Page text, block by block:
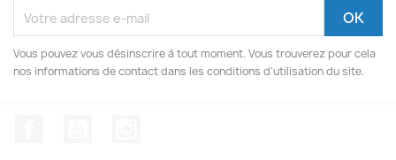
Vous pouvez vous désinscrire à tout moment. Vous trouverez pour cela
nos informations de contact dans les conditions d'utilisation du site.